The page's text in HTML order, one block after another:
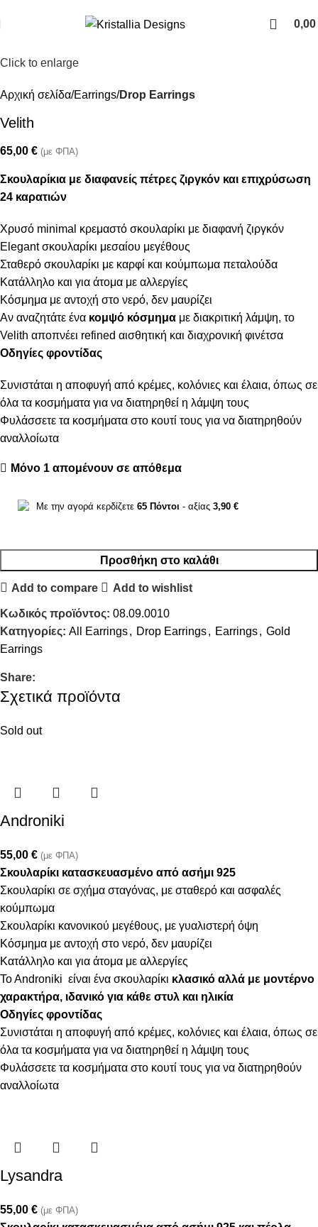
0,00
Click to enlarge
Αρχική σελίδα Earrings Drop Earrings
Velith
65,00 € (με ΦΠΑ)
Σκουλαρίκια με διαφανείς πέτρες ζιργκόν και επιχρύσωση
24 καρατιών
Χρυσό minimal κρεμαστό σκουλαρίκι με διαφανή ζιργκόν
Elegant σκουλαρίκι μεσαίου μεγέθους
Σταθερό σκουλαρίκι με καρφί και κούμπωμα πεταλούδα
Κατάλληλο και για άτομα με αλλεργίες
Κόσμημα με αντοχή στο νερό, δεν μαυρίζει
Αν αναζητάτε ένα κομψό κόσμημα με διακριτική λάμψη, το
Velith αποπνέει refined αισθητική και διαχρονική φινέτσα
Οδηγίες φροντίδας
Συνιστάται η αποφυγή από κρέμες, κολόνιες και έλαια, όπως σε
όλα τα κοσμήματα για να διατηρηθεί η λάμψη τους
Φυλάσσετε τα κοσμήματα στο κουτί τους για να διατηρηθούν
αναλλοίωτα
Μόνο 1 απομένουν σε απόθεμα
Με την αγορά κερδίζετε 65 Πόντοι - αξίας 3,90 €
Προσθήκη στο καλάθι
Add to compare Add to wishlist
Κωδικός προϊόντος: 08.09.0010
Κατηγορίες: All Earrings, Drop Earrings, Earrings, Gold
Earrings
Share:
Σχετικά προϊόντα
Sold out
Androniki
55,00 € (με ΦΠΑ)
Σκουλαρίκι κατασκευασμένο από ασήμι 925
Σκουλαρίκι σε σχήμα σταγόνας, με σταθερό και ασφαλές
κούμπωμα
Σκουλαρίκι κανονικού μεγέθους, με γυαλιστερή όψη
Κόσμημα με αντοχή στο νερό, δεν μαυρίζει
Κατάλληλο και για άτομα με αλλεργίες
To Androniki είναι ένα σκουλαρίκι κλασικό αλλά με μοντέρνο
χαρακτήρα, ιδανικό για κάθε στυλ και ηλικία
Οδηγίες φροντίδας
Συνιστάται η αποφυγή από κρέμες, κολόνιες και έλαια, όπως σε
όλα τα κοσμήματα για να διατηρηθεί η λάμψη τους
Φυλάσσετε τα κοσμήματα στο κουτί τους για να διατηρηθούν
αναλλοίωτα
Lysandra
55,00 € (με ΦΠΑ)